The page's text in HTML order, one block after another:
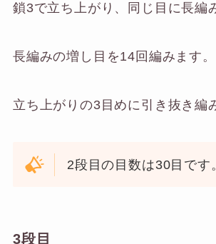
鎖3で立ち上がり、同じ目に長編
長編みの増し目を14回編みます。
立ち上がりの3目めに引き抜き編
2段目の目数は30目です
3段目